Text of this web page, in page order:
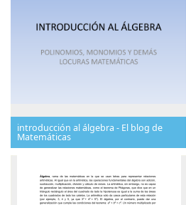
introducción al álgebra - El blog de
Matemáticas